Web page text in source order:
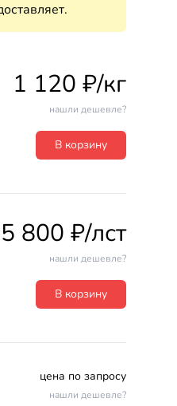
1 120 ₽/кг
нашли дешевле?
В корзину
5 800 ₽/лст
нашли дешевле?
В корзину
цена по запросу
нашли дешевле?